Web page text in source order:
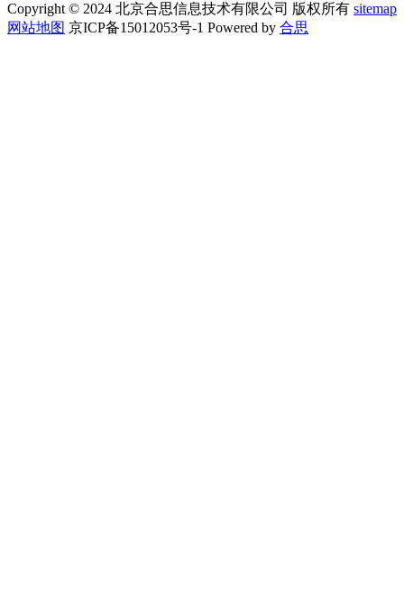
Copyright © 2024 北京合思信息技术有限公司 版权所有 sitemap
网站地图 京ICP备15012053号-1 Powered by 合思